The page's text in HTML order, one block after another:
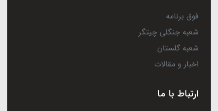
فوق برنامه
شعبه جنگلی چیتگر
شعبه گلستان
اخبار و مقالات
ارتباط با ما